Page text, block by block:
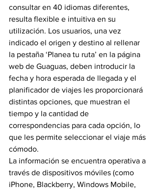
consultar en 40 idiomas diferentes,
resulta flexible e intuitiva en su
utilización. Los usuarios, una vez
indicado el origen y destino al rellenar
la pestaña ‘Planea tu ruta’ en la página
web de Guaguas, deben introducir la
fecha y hora esperada de llegada y el
planificador de viajes les proporcionará
distintas opciones, que muestran el
tiempo y la cantidad de
correspondencias para cada opción, lo
que les permite seleccionar el viaje más
cómodo.
La información se encuentra operativa a
través de dispositivos móviles (como
iPhone, Blackberry, Windows Mobile,